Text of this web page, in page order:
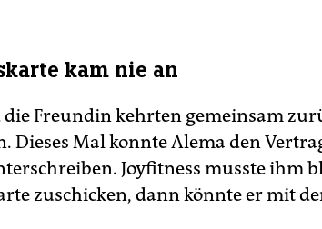
kam nie an
Freundin kehrten gemeinsam
Dieses Mal konnte Alema den
Joyfitness musste ihm
zuschicken, dann könnte er mit